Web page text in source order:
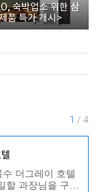
숙박업소 위한 삼
품 특가 개시>
1 / 4
더그레이 호텔
할 과장님을 구합